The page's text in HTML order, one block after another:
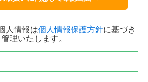
人情報は個人情報保護方針に基づき
管理いたします。